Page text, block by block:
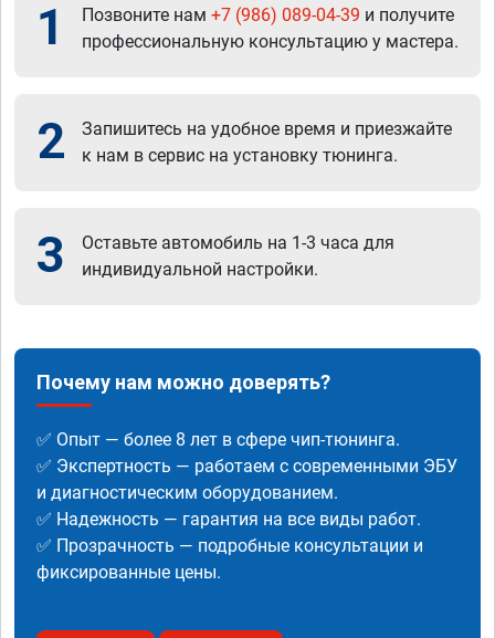
1 Позвоните нам +7 (986) 089-04-39 и получите
профессиональную консультацию у мастера.
2
Запишитесь на удобное время и приезжайте
к нам в сервис на установку тюнинга.
3
Оставьте автомобиль на 1-3 часа для
индивидуальной настройки.
Почему нам можно доверять?
✅ Опыт — более 8 лет в сфере чип-тюнинга.
✅ Экспертность — работаем с современными ЭБУ
и диагностическим оборудованием.
✅ Надежность — гарантия на все виды работ.
✅ Прозрачность — подробные консультации и
фиксированные цены.